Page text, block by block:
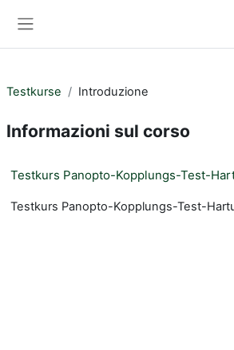
Testkurse Introduzione
Informazioni sul corso
Testkurs Panopto-Kopplungs-Test-
Testkurs Panopto-Kopplungs-Test-